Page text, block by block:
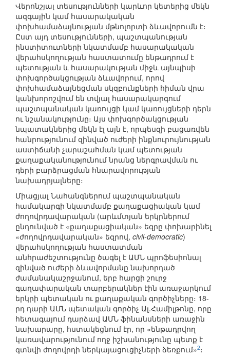
Վերոնշյալ տեսությունների կարևոր կետերից մեկն
ազգային կամ հասարակական
փոխհամաձայնության մթնոլորտի ձևավորումն է։
Ըստ այդ տեսությունների, պաշտպանության
ինստիտուտների նկատմամբ հասարակական
վերահսկողության հաստատումը ենթադրում է
պետության և հասարակության միջև այնպիսի
փոխգործակցության ձևավորում, որով
փոխհամաձայնեցման սկզբունքների հիման վրա
կանխորոշվում են տվյալ հասարակարգում
պաշտպանական կառույցի կամ կառույցների դերն
ու նշանակությունը։ Այս փոխգործակցության
նպատակներից մեկն էլ այն է, որպեսզի բացառվեն
հանրությունում զինված ուժերի ինքնուրույնության
աստիճանի չարաշահման կամ պետության
քաղաքականությունում նրանց ներգրավման ու
դերի բարձրացման հնարավորության
նախադրյալները։
Միացյալ Նահանգներում պաշտպանական
համակարգի նկատմամբ քաղաքացիական կամ
ժողովրդավարական (արևմտյան երկրներում
ընդունված է «քաղաքացիական» եզրը փոխարինել
«ժողովրդավարական» եզրով, civil-democratic)
վերահսկողության հաստատման
անհրաժեշտությունը ծագել է ԱՄՆ պրոֆեսիոնալ
զինված ուժերի ձևավորմանը նախորդած
ժամանակաշրջանում, երբ հարցի շուրջ
գաղափարական տարբերակներ էին առաջարկում
երկրի պետական ու քաղաքական գործիչները։ 18-
րդ դարի ԱՄՆ պետական գործիչ Ալ.Համիլթոնը, որը
հետագայում դարձավ ԱՄՆ ֆինանսների առաջին
նախարարը, հստակեցնում էր, որ «ենթադրվող
կառավարությունում ողջ իշխանությունը պետք է
գտնվի ժողովրդի ներկայացուցիչների ձեռքում»2։